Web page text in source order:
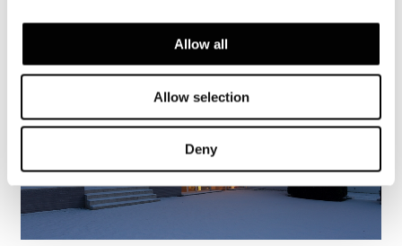
Allow all
Allow selection
Deny